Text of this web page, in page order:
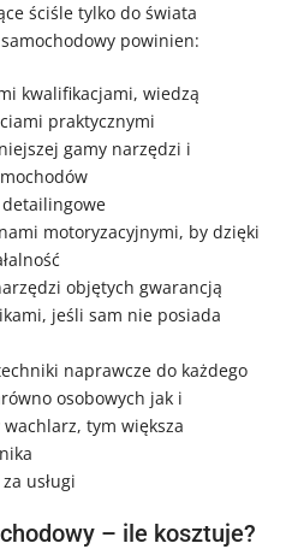
ściśle tylko do świata
powinien:
kwalifikacjami, wiedzą
praktycznymi
gamy narzędzi i
motoryzacyjnymi, by dzięki
objętych gwarancją
jeśli sam nie posiada
naprawcze do każdego
osobowych jak i
tym większa
usługi
– ile kosztuje?